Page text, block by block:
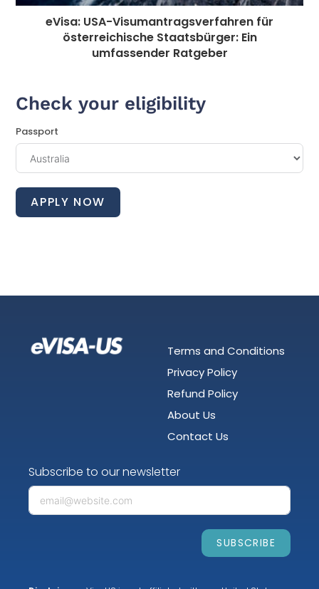
eVisa: USA-Visumantragsverfahren für
österreichische Staatsbürger: Ein
umfassender Ratgeber
Check your eligibility
Passport
APPLY NOW
Terms and Conditions
Privacy Policy
Refund Policy
About Us
Contact Us
Subscribe to our newsletter
SUBSCRIBE